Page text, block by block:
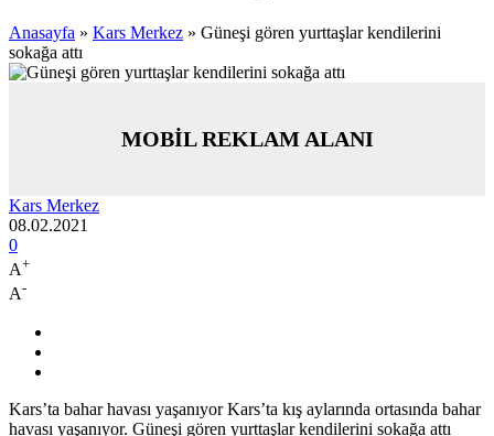
Anasayfa » Kars Merkez » Güneşi gören yurttaşlar kendilerini
sokağa attı
MOBİL REKLAM ALANI
Kars Merkez
08.02.2021
0
A+
A-
Kars’ta bahar havası yaşanıyor Kars’ta kış aylarında ortasında bahar
havası yaşanıyor. Güneşi gören yurttaşlar kendilerini sokağa attı